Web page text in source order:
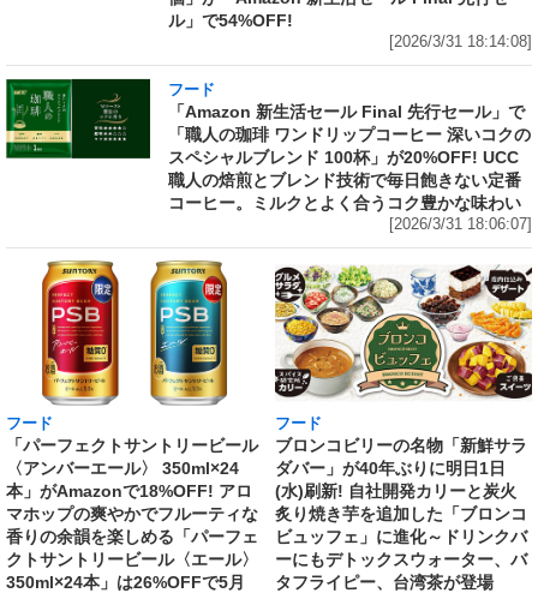
ル」で54%OFF!
[2026/3/31 18:14:08]
フード
「Amazon 新生活セール Final 先行セール」で
「職人の珈琲 ワンドリップコーヒー 深いコクの
スペシャルブレンド 100杯」が20%OFF! UCC
職人の焙煎とブレンド技術で毎日飽きない定番
コーヒー。ミルクとよく合うコク豊かな味わい
[2026/3/31 18:06:07]
フード
「パーフェクトサントリービール
〈アンバーエール〉 350ml×24
本」がAmazonで18%OFF! アロ
マホップの爽やかでフルーティな
香りの余韻を楽しめる「パーフェ
クトサントリービール〈エール〉
350ml×24本」は26%OFFで5月
フード
ブロンコビリーの名物「新鮮サラ
ダバー」が40年ぶりに明日1日
(水)刷新! 自社開発カリーと炭火
炙り焼き芋を追加した「ブロンコ
ビュッフェ」に進化～ドリンクバ
ーにもデトックスウォーター、バ
タフライピー、台湾茶が登場